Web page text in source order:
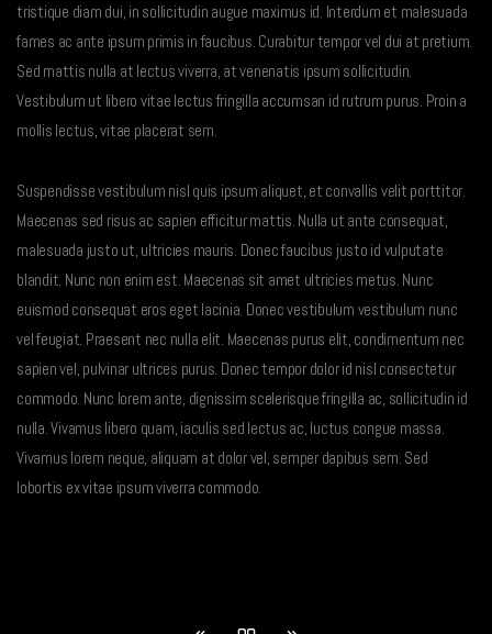
tristique diam dui, in sollicitudin augue maximus id. Interdum et malesuada
fames ac ante ipsum primis in faucibus. Curabitur tempor vel dui at pretium.
Sed mattis nulla at lectus viverra, at venenatis ipsum sollicitudin.
Vestibulum ut libero vitae lectus fringilla accumsan id rutrum purus. Proin a
mollis lectus, vitae placerat sem.
Suspendisse vestibulum nisl quis ipsum aliquet, et convallis velit porttitor.
Maecenas sed risus ac sapien efficitur mattis. Nulla ut ante consequat,
malesuada justo ut, ultricies mauris. Donec faucibus justo id vulputate
blandit. Nunc non enim est. Maecenas sit amet ultricies metus. Nunc
euismod consequat eros eget lacinia. Donec vestibulum vestibulum nunc
vel feugiat. Praesent nec nulla elit. Maecenas purus elit, condimentum nec
sapien vel, pulvinar ultrices purus. Donec tempor dolor id nisl consectetur
commodo. Nunc lorem ante, dignissim scelerisque fringilla ac, sollicitudin id
nulla. Vivamus libero quam, iaculis sed lectus ac, luctus congue massa.
Vivamus lorem neque, aliquam at dolor vel, semper dapibus sem. Sed
lobortis ex vitae ipsum viverra commodo.